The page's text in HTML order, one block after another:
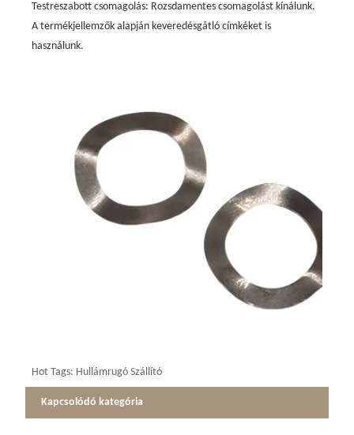
Testreszabott csomagolás: Rozsdamentes csomagolást kínálunk.
A termékjellemzők alapján keveredésgátló címkéket is
használunk.
Hot Tags: Hullámrugó Szállító
Kapcsolódó kategória